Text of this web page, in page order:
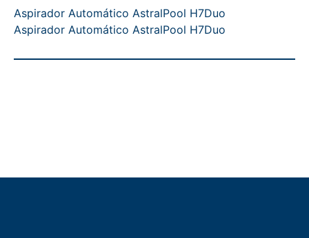
Aspirador Automático AstralPool H7Duo
Aspirador Automático AstralPool H7Duo